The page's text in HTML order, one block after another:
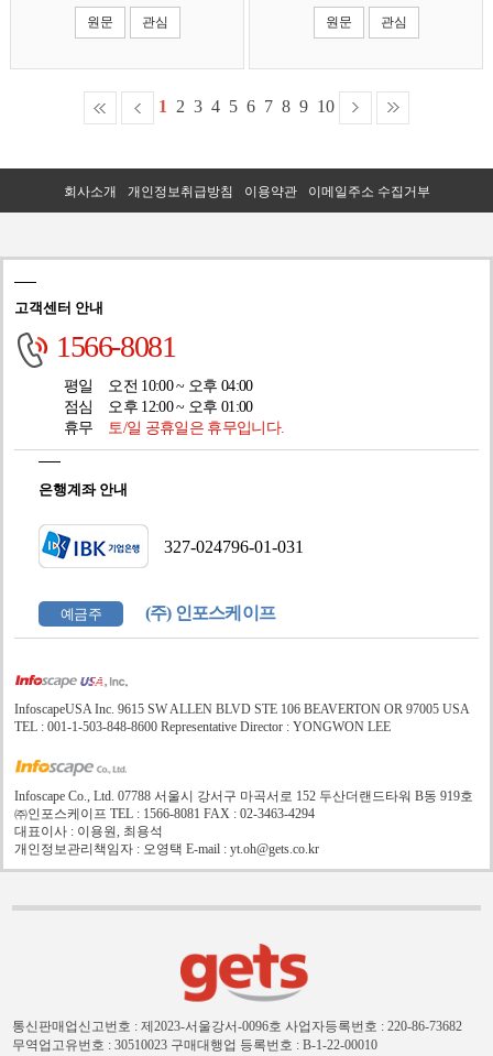
원문 관심 원문 관심
1 2 3 4 5 6 7 8 9 10
회사소개 개인정보취급방침 이용약관 이메일주소 수집거부
고객센터 안내
1566-8081
평일
오전 10:00 ~ 오후 04:00
점심
오후 12:00 ~ 오후 01:00
휴무
토/일 공휴일은 휴무입니다.
은행계좌 안내
327-024796-01-031
예금주 (주) 인포스케이프
InfoscapeUSA Inc. 9615 SW ALLEN BLVD STE 106 BEAVERTON OR 97005 USA
TEL : 001-1-503-848-8600 Representative Director : YONGWON LEE
Infoscape Co., Ltd. 07788 서울시 강서구 마곡서로 152 두산더랜드타워 B동 919호
㈜인포스케이프 TEL : 1566-8081 FAX : 02-3463-4294
대표이사 : 이용원, 최용석
개인정보관리책임자 : 오영택 E-mail : yt.oh@gets.co.kr
통신판매업신고번호 : 제2023-서울강서-0096호 사업자등록번호 : 220-86-73682
무역업고유번호 : 30510023 구매대행업 등록번호 : B-1-22-00010